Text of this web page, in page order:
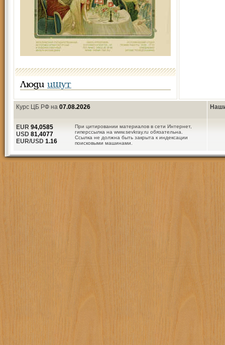
Люди ищут
Курс ЦБ РФ на 07.08.2026
При цитировании материалов в сети Интернет,
гиперссылка на www.sevkray.ru обязательна.
Ссылка не должна быть закрыта к индексации
поисковыми машинами.
EUR 94,0585
USD 81,4077
EUR/USD 1.16